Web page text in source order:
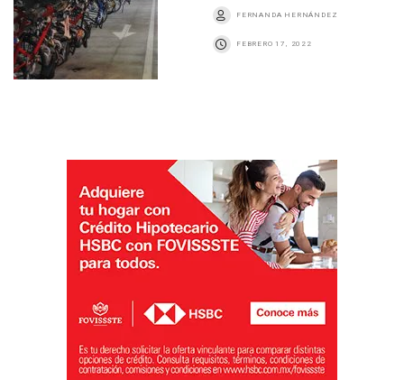
FERNANDA HERNÁNDEZ
FEBRERO 17, 2022